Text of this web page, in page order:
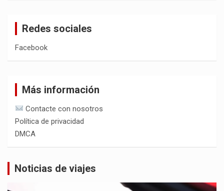
Redes sociales
Facebook
Más información
Contacte con nosotros
Política de privacidad
DMCA
Noticias de viajes